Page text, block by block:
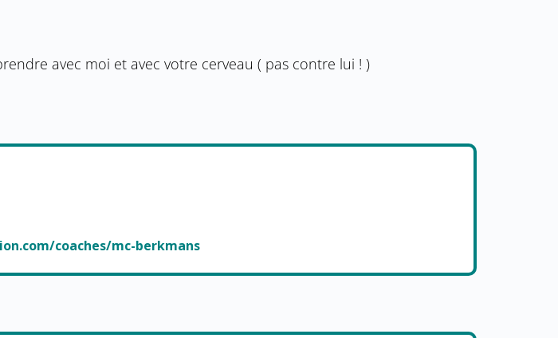
avec moi et avec votre cerveau ( pas contre lui ! )
coaches/mc-berkmans